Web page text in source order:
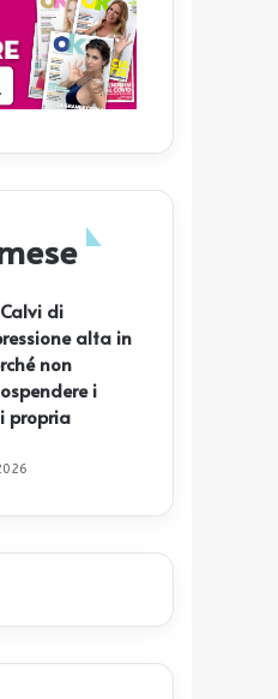
di
alta in
non
i
propria